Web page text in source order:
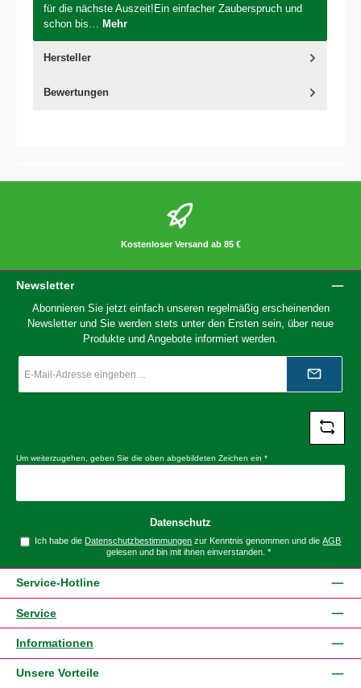
für die nächste Auszeit!Ein einfacher Zauberspruch und
schon bis… Mehr
Hersteller
Bewertungen
Kostenloser Versand ab 85 €
Newsletter
Abonnieren Sie jetzt einfach unseren regelmäßig erscheinenden
Newsletter und Sie werden stets unter den Ersten sein, über neue
Produkte und Angebote informiert werden.
Mail-
*
Um weiterzugehen, geben Sie die oben abgebildeten Zeichen ein *
Datenschutz
Ich habe dieDatenschutzbestimmungen zur Kenntnis genommen und dieAGB
gelesen und bin mit ihnen einverstanden. *
Service-Hotline
Service
Informationen
Unsere Vorteile